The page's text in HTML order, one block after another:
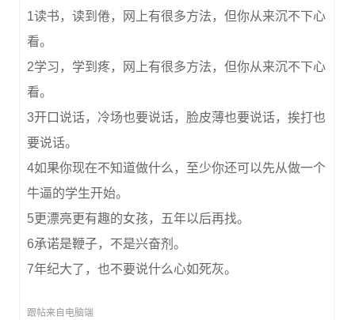
1读书，读到倦，网上有很多方法，但你从来沉不下心
看。
2学习，学到疼，网上有很多方法，但你从来沉不下心
看。
3开口说话，冷场也要说话，脸皮薄也要说话，挨打也
要说话。
4如果你现在不知道做什么，至少你还可以先从做一个
牛逼的学生开始。
5更漂亮更有趣的女孩，五年以后再找。
6承诺是鞭子，不是兴奋剂。
7年纪大了，也不要说什么心如死灰。
跟帖来自电脑端